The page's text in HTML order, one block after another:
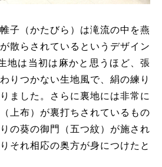
子（かたびら）は滝流の中を燕
散らされているというデザイン
地は当初は麻かと思うほど、張
りつかない生地風で、絹の練り
ました。さらに裏地には非常に
上布）が裏打ちされているもの
の葵の御門（五つ紋）が施され
それ相応の奥方が身につけたと